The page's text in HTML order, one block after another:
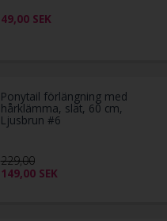
49,00 SEK
Ponytail förlängning med
hårklämma, slät, 60 cm,
Ljusbrun #6
229,00
149,00 SEK